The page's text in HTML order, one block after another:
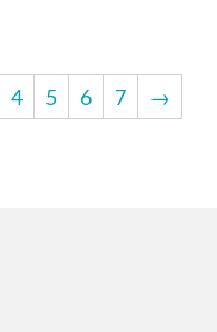
4 5 6 7 →